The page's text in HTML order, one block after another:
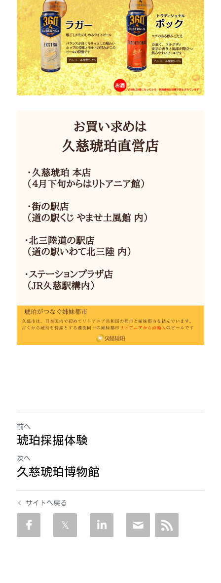
前へ
琥珀採掘体験
次へ
久慈琥珀博物館
サイトへ戻る